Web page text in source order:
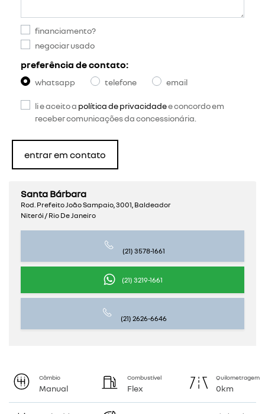
Santa Bárbara
Rod. Prefeito João Sampaio, 3001, Baldeador
Niterói / Rio De Janeiro
(21) 3578-1661
(21) 3219-1661
(21) 2626-6646
financiamento?
negociar usado
preferência de contato:
whatsapp telefone email
li e aceito a política de privacidadee concordo em
receber comunicações da concessionária.
entrar em contato
Câmbio
Manual
Combustível
Flex
Quilometragem
0km